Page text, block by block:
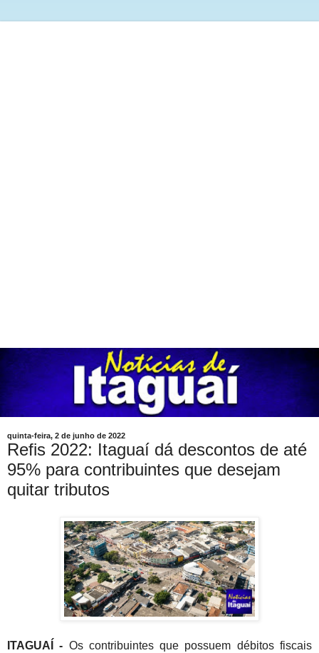
quinta-feira, 2 de junho de 2022
Refis 2022: Itaguaí dá descontos de até
95% para contribuintes que desejam
quitar tributos
ITAGUAÍ - Os contribuintes que possuem débitos fiscais